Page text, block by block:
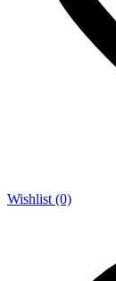
Wishlist (0)